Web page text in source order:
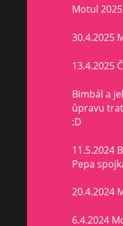
Motul 2025
30.4.2025
13.4.2025
Bimbál a
ůpravu
:D
11.5.2024
Pepa
20.4.2024
6.4.2024